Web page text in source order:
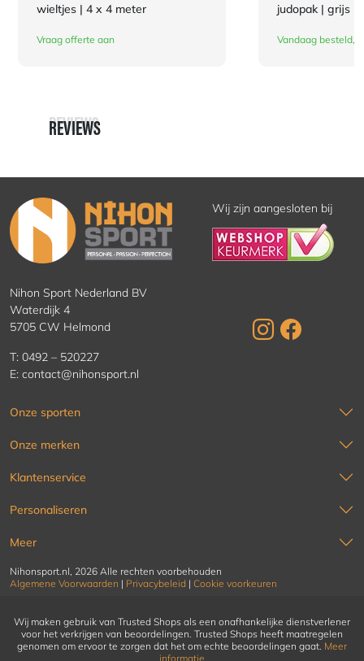
wieltjes | 4 x 4 meter
Vraag offerte aan
judopak | grijs
Vandaag besteld,
REVIEWS
REVIEWS
Wij zijn aangesloten bij
Nihon Sport Nederland BV
Waterdijk 4
5705 CW Helmond
T: 0492 – 520227
E: contact@nihonsport.nl
Onze sporten
Onze merken
Klantenservice
Personaliseren
Meer
Nihonsport.nl, 2026 Alle rechten voorbehouden
Algemene Voorwaarden | Privacybeleid | Cookie voorkeuren
Wij maken gebruik van Trusted Shops als een onafhankelijke dienstverlener
voor het verkrijgen van beoordelingen. Trusted Shops heeft maatregelen
genomen om ervoor te zorgen dat het om echte beoordelingen gaat. Meer
informatie